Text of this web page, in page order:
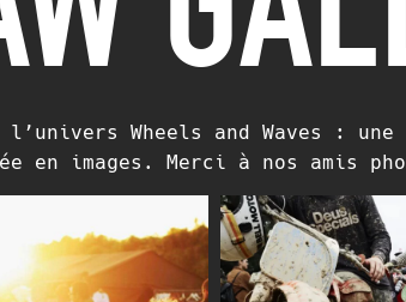
l’univers Wheels and Waves :
en images. Merci à nos amis